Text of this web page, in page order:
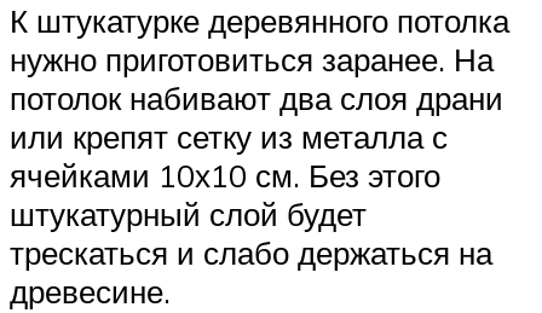
К штукатурке деревянного потолка
нужно приготовиться заранее. На
потолок набивают два слоя драни
или крепят сетку из металла с
ячейками 10х10 см. Без этого
штукатурный слой будет
трескаться и слабо держаться на
древесине.